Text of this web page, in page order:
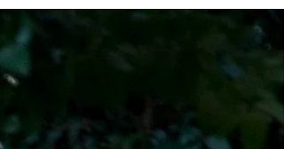
dizisinin ilki Erinç Sey